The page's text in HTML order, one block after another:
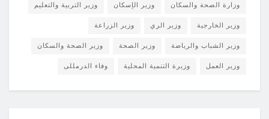
وزارة الصحة والسكان وزير الإسكان وزير التربية والتعليم
وزير الخارجية وزير الري وزير الزراعة
وزير الشباب والرياضة وزير الصحة وزير الصحة والسكان
وزير العمل وزيرة التنمية المحلية وفاء الدرمللى